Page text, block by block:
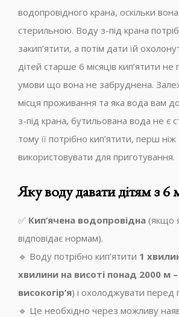
водопровідного крана, оскільки
стерильною. Воду з-під крана
закип’ятити, а потім дати їй
дітей старше 6 місяців кип’ятити не
умови що вона не забруднена.
місця проживання та яка вода вам
з-під крана, бутильована вода не є
тому її потрібно кип’ятити, перш ніж
використовувати для приготування.
Яку воду давати дітям з 6
✅ Кип’ячена водопровідна (якщо
відповідає нормам).
🔹 Воду потрібно кип’ятити 1
хвилини на висоті понад 2000 м
високогір’я) і охолоджувати перед
🔹 Це необхідно через можливу